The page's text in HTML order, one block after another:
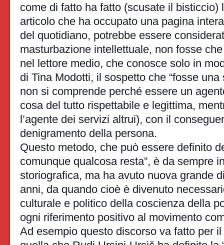
come di fatto ha fatto (scusate il bisticcio)
articolo che ha occupato una pagina
del quotidiano, potrebbe essere
masturbazione intellettuale, non fosse
nel lettore medio, che conosce solo in
di Tina Modotti, il sospetto che “fosse una
non si comprende perché essere un
cosa del tutto rispettabile e legittima,
l’agente dei servizi altrui), con il
denigramento della persona.
Questo metodo, che può essere definito
comunque qualcosa resta”, è da sempre
storiografica, ma ha avuto nuova grande
anni, da quando cioè è divenuto
culturale e politico della coscienza della
ogni riferimento positivo al movimento
Ad esempio questo discorso va fatto per il